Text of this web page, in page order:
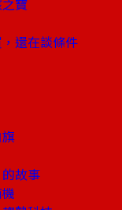
寶
還在談條件
故事